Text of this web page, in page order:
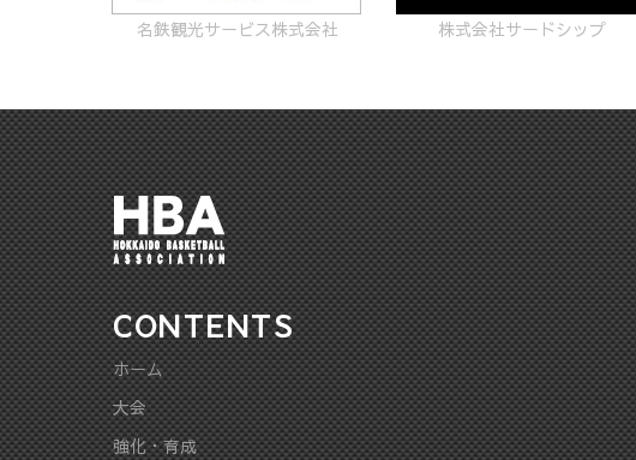
名鉄観光サービス株式会社 株式会社サードシップ
CONTENTS
ホーム
大会
強化・育成